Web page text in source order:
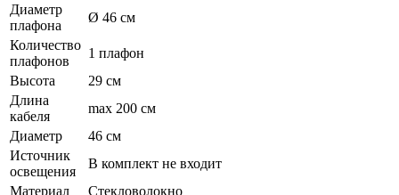
Диаметр
плафона
Ø 46 см
Количество
плафонов
1 плафон
Высота
29 см
Длина
кабеля
max 200 см
Диаметр
46 см
Источник
освещения
В комплект не входит
Материал
Стекловолокно